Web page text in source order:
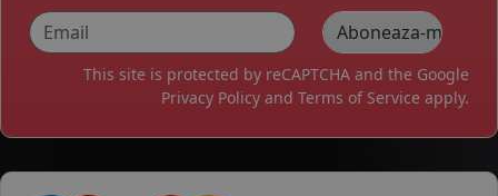
This site is protected by reCAPTCHA and the Google
Privacy Policy and Terms of Service apply.